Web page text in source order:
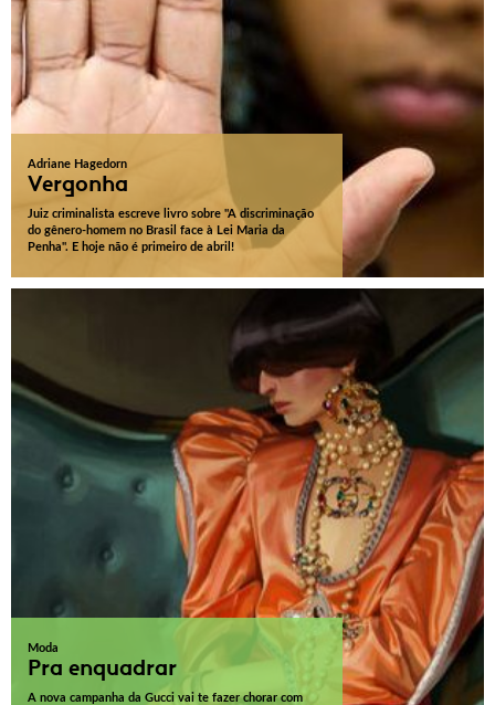
Adriane Hagedorn
Vergonha
Juiz criminalista escreve livro sobre "A discriminação
do gênero-homem no Brasil face à Lei Maria da
Penha". E hoje não é primeiro de abril!
Moda
Pra enquadrar
A nova campanha da Gucci vai te fazer chorar com